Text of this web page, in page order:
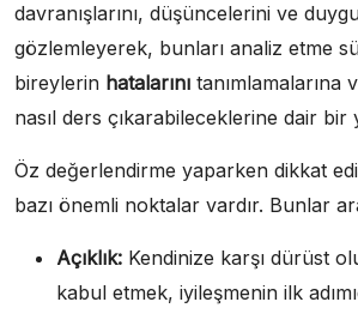
davranışlarını, düşüncelerini ve
gözlemleyerek, bunları analiz etme
bireylerin hatalarını tanımlamalarına
nasıl ders çıkarabileceklerine dair bir
Öz değerlendirme yaparken dikkat
bazı önemli noktalar vardır. Bunlar
Açıklık: Kendinize karşı dürüst
kabul etmek, iyileşmenin ilk